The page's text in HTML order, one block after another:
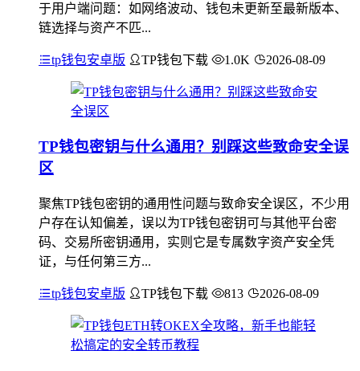
于用户端问题：如网络波动、钱包未更新至最新版本、
链选择与资产不匹...
tp钱包安卓版 TP钱包下载 1.0K 2026-08-09
TP钱包密钥与什么通用？别踩这些致命安全误
区
聚焦TP钱包密钥的通用性问题与致命安全误区，不少用
户存在认知偏差，误以为TP钱包密钥可与其他平台密
码、交易所密钥通用，实则它是专属数字资产安全凭
证，与任何第三方...
tp钱包安卓版 TP钱包下载 813 2026-08-09